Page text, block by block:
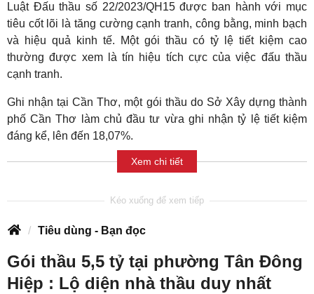
Luật Đấu thầu số 22/2023/QH15 được ban hành với mục
tiêu cốt lõi là tăng cường cạnh tranh, công bằng, minh bạch
và hiệu quả kinh tế. Một gói thầu có tỷ lệ tiết kiệm cao
thường được xem là tín hiệu tích cực của việc đấu thầu
cạnh tranh.
Ghi nhận tại Cần Thơ, một gói thầu do Sở Xây dựng thành
phố Cần Thơ làm chủ đầu tư vừa ghi nhận tỷ lệ tiết kiệm
đáng kể, lên đến 18,07%.
Xem chi tiết
Tiêu dùng - Bạn đọc
Gói thầu 5,5 tỷ tại phường Tân Đông
Hiệp : Lộ diện nhà thầu duy nhất